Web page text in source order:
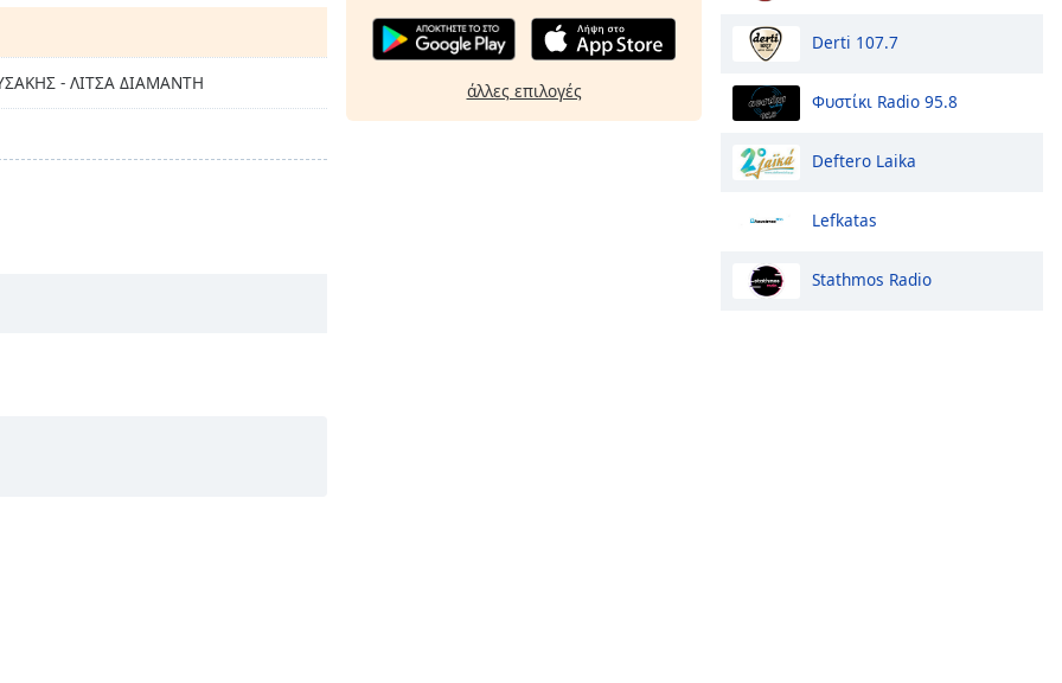
- ΛΙΤΣΑ ΔΙΑΜΑΝΤΗ άλλες επιλογές
Derti 107.7
Φυστίκι Radio 95.8
Deftero Laika
Lefkatas
Stathmos Radio